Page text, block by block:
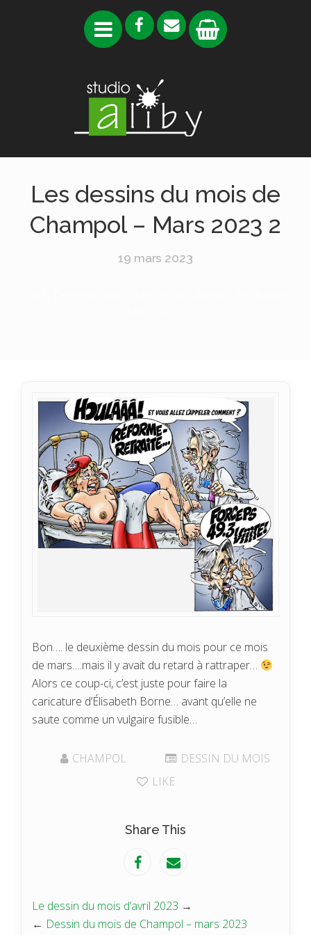
Les dessins du mois de
Champol – Mars 2023 2
19 mars 2023
Bon…. le deuxième dessin du mois pour ce mois
de mars….mais il y avait du retard à rattraper…
Alors ce coup-ci, c’est juste pour faire la
caricature d’Élisabeth Borne… avant qu’elle ne
saute comme un vulgaire fusible…
CHAMPOL
DESSIN DU MOIS
LIKE
Share This
Le dessin du mois d’avril 2023 →
← Dessin du mois de Champol – mars 2023